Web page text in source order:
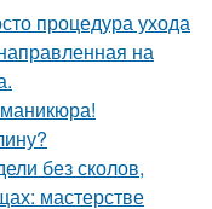
процедура ухода
на
без сколов,
мастерстве